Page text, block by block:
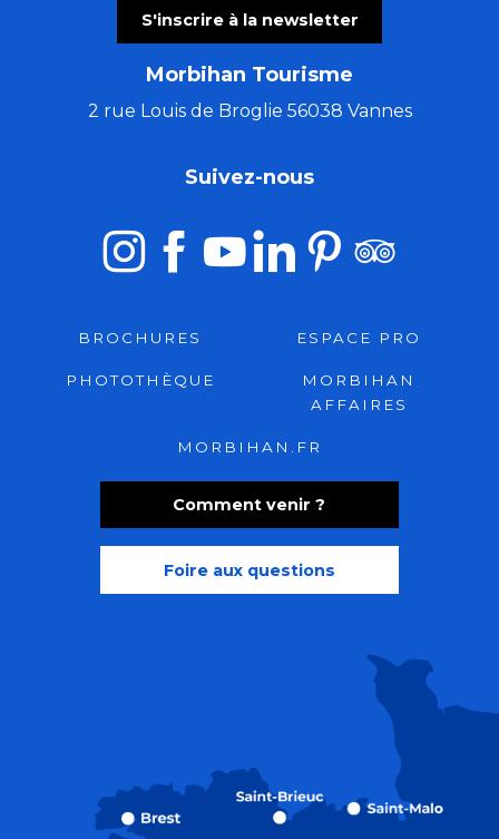
S'inscrire à la newsletter
Morbihan Tourisme
2 rue Louis de Broglie 56038 Vannes
Comment venir ?
Foire aux questions
Suivez-nous
BROCHURES ESPACE PRO
PHOTOTHÈQUE
MORBIHAN
AFFAIRES
MORBIHAN.FR